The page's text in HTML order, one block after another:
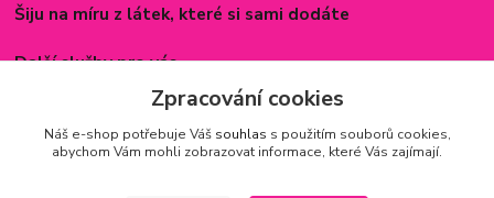
Šiju na míru z látek, které si sami dodáte
Další služby pro vás
Způsoby zapínání povlečení
Rozměry prostěradel
Zpracování cookies
Náš e-shop potřebuje Váš souhlas s použitím souborů cookies,
abychom Vám mohli zobrazovat informace, které Vás zajímají.